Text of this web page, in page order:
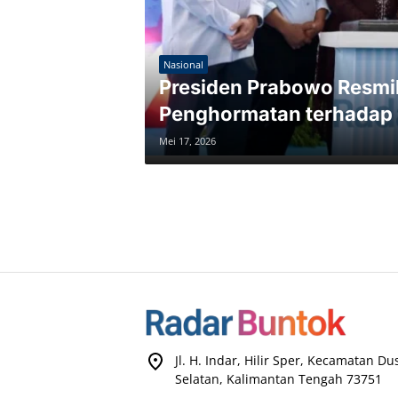
Nasional
Presiden Prabowo
Penghormatan terhadap
Mei 17, 2026
Jl. H. Indar, Hilir Sper, Kecamatan
Selatan, Kalimantan Tengah 73751